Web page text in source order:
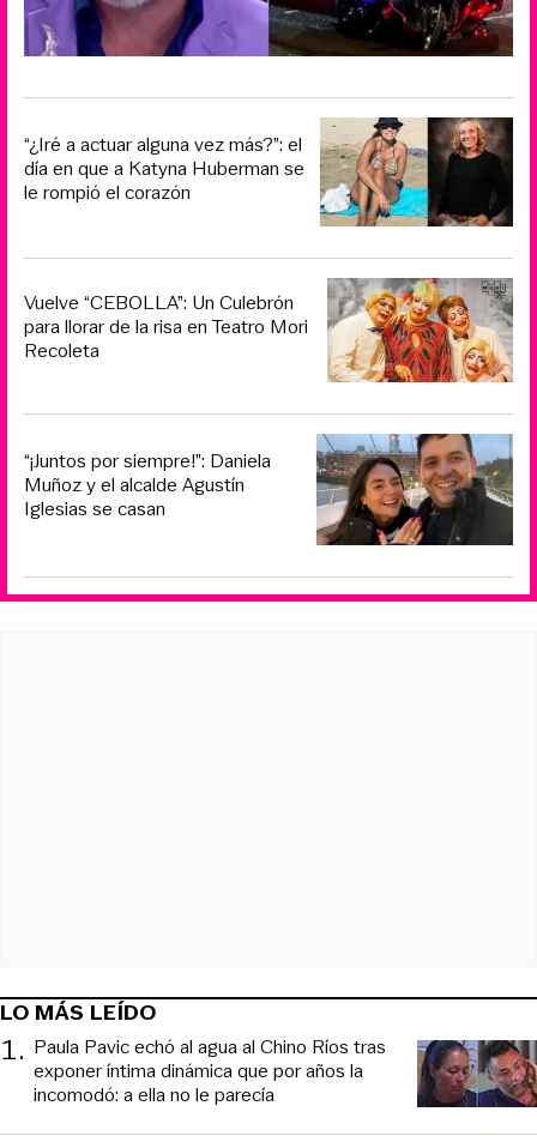
“¿Iré a actuar alguna vez más?”: el
día en que a Katyna Huberman se
le rompió el corazón
Vuelve “CEBOLLA”: Un Culebrón
para llorar de la risa en Teatro Mori
Recoleta
“¡Juntos por siempre!”: Daniela
Muñoz y el alcalde Agustín
Iglesias se casan
LO MÁS LEÍDO
1. Paula Pavic echó al agua al Chino Ríos tras
exponer íntima dinámica que por años la
incomodó: a ella no le parecía